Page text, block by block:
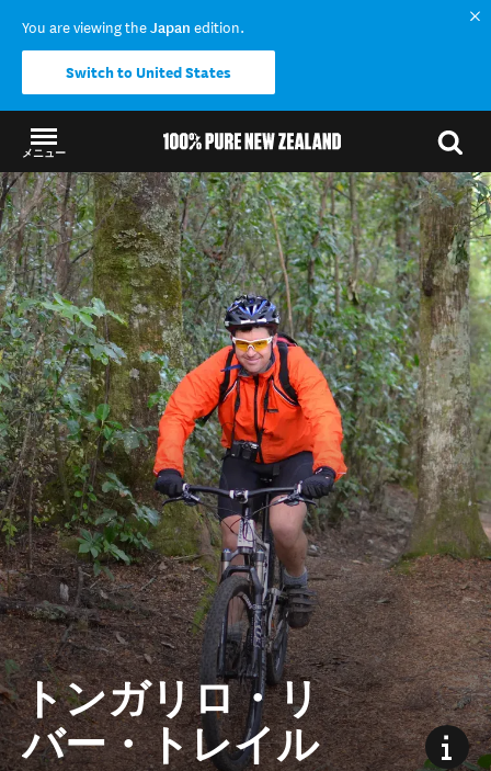
You are viewing theJapan edition.
Switch to United States
メニュー
結果に戻る
トンガリロ・リ
バー・トレイル